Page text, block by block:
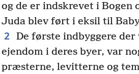
og de er indskrevet i Bogen
Juda blev ført i eksil til
2 De første indbyggere
ejendom i deres byer, var
præsterne, levitterne og